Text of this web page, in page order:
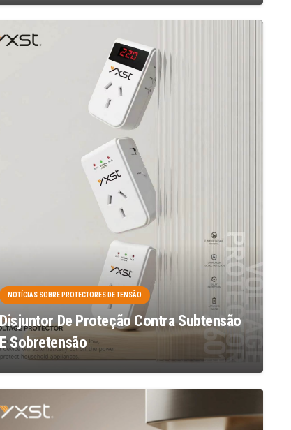
NOTÍCIAS SOBRE PROTECTORES DE TENSÃO
Disjuntor De Proteção Contra Subtensão
E Sobretensão